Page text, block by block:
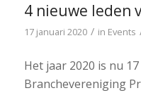
4 nieuwe leden
17 januari 2020 / in Events
Het jaar 2020 is nu
Branchevereniging